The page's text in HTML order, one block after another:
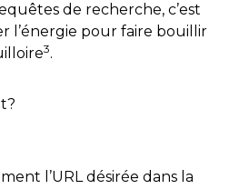
de recherche, c’est
l’énergie pour faire bouillir
3.
l’URL désirée dans la